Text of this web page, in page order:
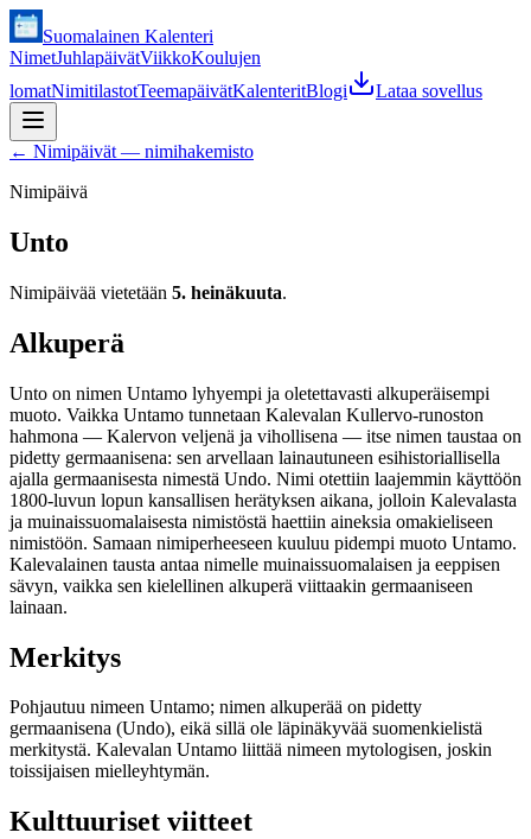
Suomalainen Kalenteri
NimetJuhlapäivätViikkoKoulujen
lomatNimitilastotTeemapäivätKalenteritBlogi Lataa sovellus
← Nimipäivät — nimihakemisto
Nimipäivä
Unto
Nimipäivää vietetään 5. heinäkuuta.
Alkuperä
Unto on nimen Untamo lyhyempi ja oletettavasti alkuperäisempi
muoto. Vaikka Untamo tunnetaan Kalevalan Kullervo-runoston
hahmona — Kalervon veljenä ja vihollisena — itse nimen taustaa on
pidetty germaanisena: sen arvellaan lainautuneen esihistoriallisella
ajalla germaanisesta nimestä Undo. Nimi otettiin laajemmin käyttöön
1800-luvun lopun kansallisen herätyksen aikana, jolloin Kalevalasta
ja muinaissuomalaisesta nimistöstä haettiin aineksia omakieliseen
nimistöön. Samaan nimiperheeseen kuuluu pidempi muoto Untamo.
Kalevalainen tausta antaa nimelle muinaissuomalaisen ja eeppisen
sävyn, vaikka sen kielellinen alkuperä viittaakin germaaniseen
lainaan.
Merkitys
Pohjautuu nimeen Untamo; nimen alkuperää on pidetty
germaanisena (Undo), eikä sillä ole läpinäkyvää suomenkielistä
merkitystä. Kalevalan Untamo liittää nimeen mytologisen, joskin
toissijaisen mielleyhtymän.
Kulttuuriset viitteet